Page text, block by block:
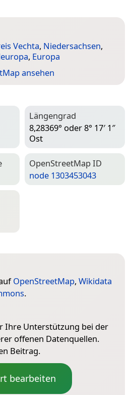
Vechta, Niedersachsen,
, Europa
ansehen
Längengrad
8,28369° oder 8° 17′ 1″
Ost
Open­Street­Map ID
node 1303453043
OpenStreetMap, Wikidata
.
Ihre Unterstützung bei der
offenen Datenquellen.
Beitrag.
bearbeiten